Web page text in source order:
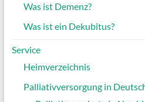
Was ist Demenz?
Was ist ein Dekubitus?
Service
Heimverzeichnis
Palliativversorgung in